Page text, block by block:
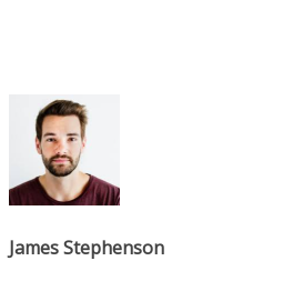
James Stephenson